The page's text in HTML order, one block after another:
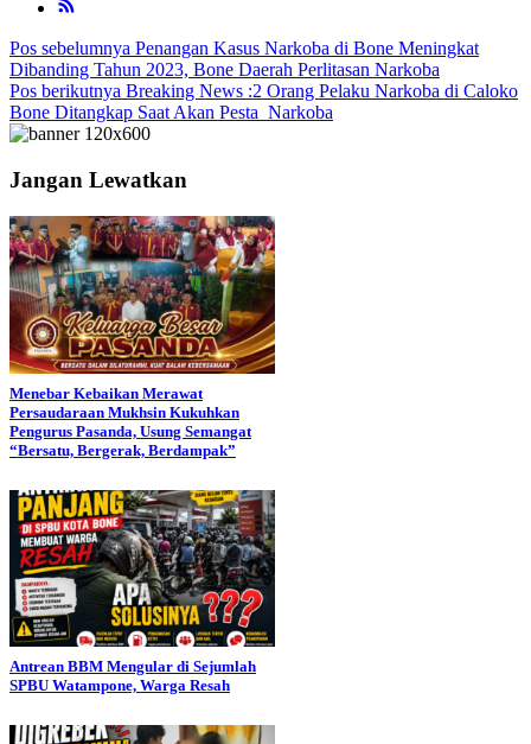
Navigasi
pos
Pos sebelumnya Penangan Kasus Narkoba di Bone Meningkat
Dibanding Tahun 2023, Bone Daerah Perlitasan Narkoba
Pos berikutnya Breaking News :2 Orang Pelaku Narkoba di Caloko
Bone Ditangkap Saat Akan Pesta Narkoba
Jangan Lewatkan
Menebar Kebaikan Merawat
Persaudaraan Mukhsin Kukuhkan
Pengurus Pasanda, Usung Semangat
“Bersatu, Bergerak, Berdampak”
Antrean BBM Mengular di Sejumlah
SPBU Watampone, Warga Resah